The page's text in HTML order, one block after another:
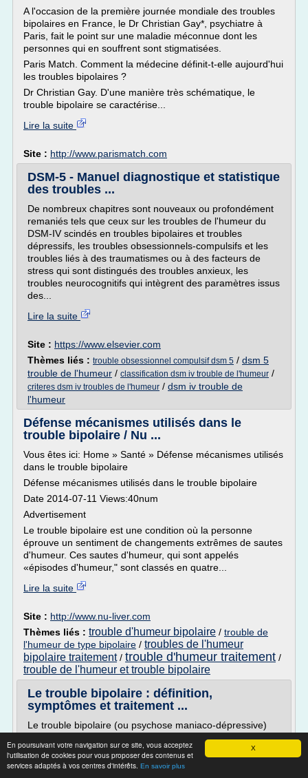
X
En poursuivant votre navigation sur ce site, vous acceptez
l'utilisation de cookies pour vous proposer des contenus et
services adaptés à vos centres d'intérêts. En savoir plus
A l'occasion de la première journée mondiale des troubles
bipolaires en France, le Dr Christian Gay*, psychiatre à
Paris, fait le point sur une maladie méconnue dont les
personnes qui en souffrent sont stigmatisées.
Paris Match. Comment la médecine définit-t-elle aujourd'hui
les troubles bipolaires ?
Dr Christian Gay. D'une manière très schématique, le
trouble bipolaire se caractérise...
Lire la suite
Site : http://www.parismatch.com
DSM-5 - Manuel diagnostique et statistique
des troubles ...
De nombreux chapitres sont nouveaux ou profondément
remaniés tels que ceux sur les troubles de l'humeur du
DSM-IV scindés en troubles bipolaires et troubles
dépressifs, les troubles obsessionnels-compulsifs et les
troubles liés à des traumatismes ou à des facteurs de
stress qui sont distingués des troubles anxieux, les
troubles neurocognitifs qui intègrent des paramètres issus
des...
Lire la suite
Site : https://www.elsevier.com
Thèmes liés : trouble obsessionnel compulsif dsm 5 / dsm 5
trouble de l'humeur / classification dsm iv trouble de l'humeur /
criteres dsm iv troubles de l'humeur / dsm iv trouble de
l'humeur
Défense mécanismes utilisés dans le
trouble bipolaire / Nu ...
Vous êtes ici: Home » Santé » Défense mécanismes utilisés
dans le trouble bipolaire
Défense mécanismes utilisés dans le trouble bipolaire
Date 2014-07-11 Views:40num
Advertisement
Le trouble bipolaire est une condition où la personne
éprouve un sentiment de changements extrêmes de sautes
d'humeur. Ces sautes d'humeur, qui sont appelés
«épisodes d'humeur," sont classés en quatre...
Lire la suite
Site : http://www.nu-liver.com
Thèmes liés : trouble d'humeur bipolaire / trouble de
l'humeur de type bipolaire / troubles de l'humeur
bipolaire traitement/ trouble d'humeur traitement /
trouble de l'humeur et trouble bipolaire
Le trouble bipolaire : définition,
symptômes et traitement ...
Le trouble bipolaire (ou psychose maniaco-dépressive)
affecterait environ 1 à 2% de la population. Les premiers
symptômes apparaissent généralement à un âge jeune
(entre 16 et 25 ans). Comment se manifeste ce trouble de